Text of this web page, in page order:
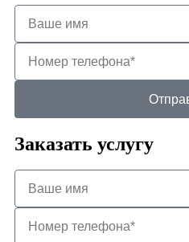
Заказать услугу